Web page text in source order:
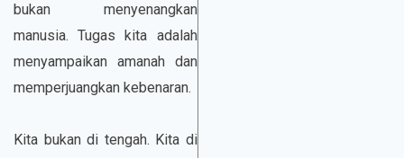
bukan menyenangkan
manusia. Tugas kita adalah
menyampaikan amanah dan
memperjuangkan kebenaran.
Kita bukan di tengah. Kita di